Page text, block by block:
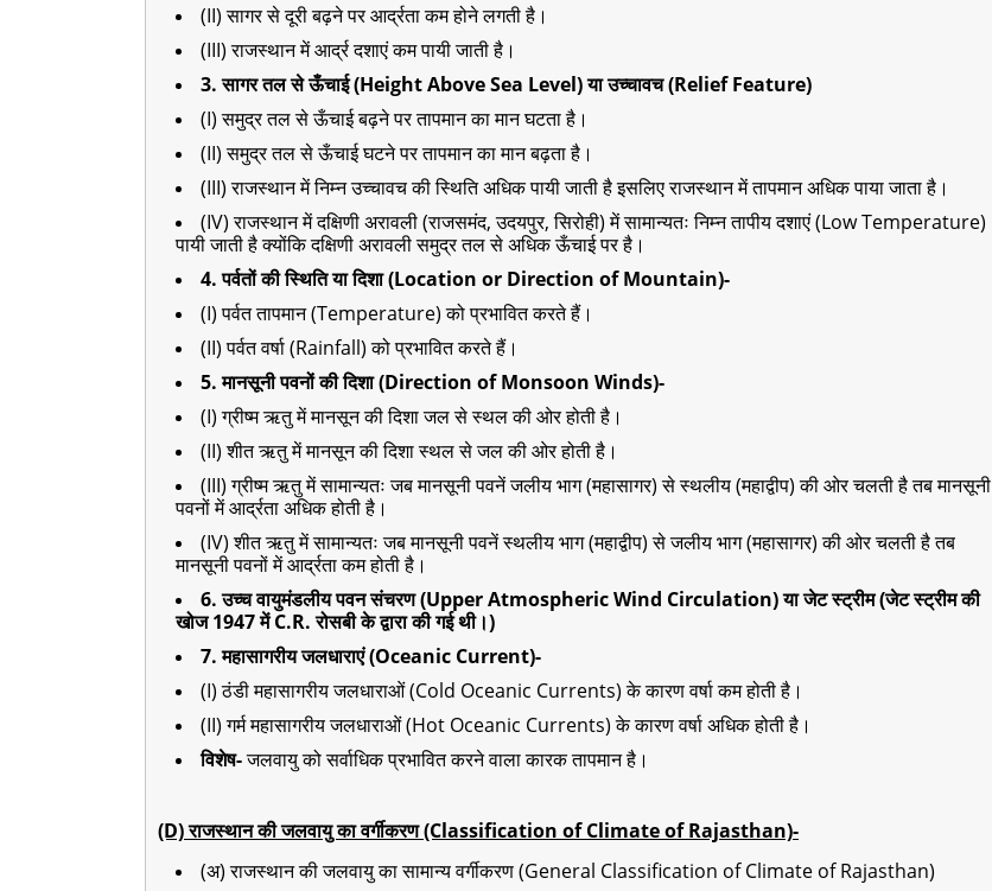
(II) सागर से दूरी बढ़ने पर आर्द्रता कम होने लगती है।
(III) राजस्थान में आर्द्र दशाएं कम पायी जाती है।
3. सागर तल से ऊँचाई (Height Above Sea Level) या उच्चावच (Relief Feature)
(I) समुद्र तल से ऊँचाई बढ़ने पर तापमान का मान घटता है।
(II) समुद्र तल से ऊँचाई घटने पर तापमान का मान बढ़ता है।
(III) राजस्थान में निम्न उच्चावच की स्थिति अधिक पायी जाती है इसलिए राजस्थान में तापमान अधिक पाया जाता है।
(IV) राजस्थान में दक्षिणी अरावली (राजसमंद, उदयपुर, सिरोही) में सामान्यतः निम्न तापीय दशाएं (Low Temperature)
पायी जाती है क्योंकि दक्षिणी अरावली समुद्र तल से अधिक ऊँचाई पर है।
4. पर्वतों की स्थिति या दिशा (Location or Direction of Mountain)-
(I) पर्वत तापमान (Temperature) को प्रभावित करते हैं।
(II) पर्वत वर्षा (Rainfall) को प्रभावित करते हैं।
5. मानसूनी पवनों की दिशा (Direction of Monsoon Winds)-
(I) ग्रीष्म ऋतु में मानसून की दिशा जल से स्थल की ओर होती है।
(II) शीत ऋतु में मानसून की दिशा स्थल से जल की ओर होती है।
(III) ग्रीष्म ऋतु में सामान्यतः जब मानसूनी पवनें जलीय भाग (महासागर) से स्थलीय (महाद्वीप) की ओर चलती है तब मानसूनी
पवनों में आर्द्रता अधिक होती है।
(IV) शीत ऋतु में सामान्यतः जब मानसूनी पवनें स्थलीय भाग (महाद्वीप) से जलीय भाग (महासागर) की ओर चलती है तब
मानसूनी पवनों में आर्द्रता कम होती है।
6. उच्च वायुमंडलीय पवन संचरण (Upper Atmospheric Wind Circulation) या जेट स्ट्रीम (जेट स्ट्रीम की
खोज 1947 में C.R. रोसबी के द्वारा की गई थी।)
7. महासागरीय जलधाराएं (Oceanic Current)-
(I) ठंडी महासागरीय जलधाराओं (Cold Oceanic Currents) के कारण वर्षा कम होती है।
(II) गर्म महासागरीय जलधाराओं (Hot Oceanic Currents) के कारण वर्षा अधिक होती है।
विशेष-जलवायु को सर्वाधिक प्रभावित करने वाला कारक तापमान है।
(D) राजस्थान की जलवायु का वर्गीकरण (Classification of Climate of Rajasthan)-
(अ) राजस्थान की जलवायु का सामान्य वर्गीकरण (General Classification of Climate of Rajasthan)